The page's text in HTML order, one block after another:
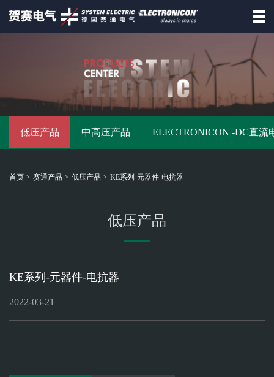
赛通产品
资讯动态
ELECTRONICON
低压产品 中高压产品 ELECTRONICON -DC直流
首页 > 赛通产品 > 低压产品 > KE系列-元器件-电抗器
低压产品
KE系列-元器件-电抗器
2022-03-21